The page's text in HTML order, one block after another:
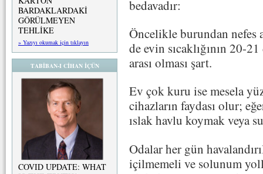
BARDAKLARDAKİ
GÖRÜLMEYEN
TEHLİKE
» Yazıyı okumak için tıklayın
TABİBAN-I CİHAN İÇÜN
COVID UPDATE: WHAT
bedavadır:
Öncelikle burundan nefes
de evin sıcaklığının 20-
arası olması şart.
Ev çok kuru ise mesela
cihazların faydası olur;
ıslak havlu koymak veya
Odalar her gün
içilmemeli ve solunum